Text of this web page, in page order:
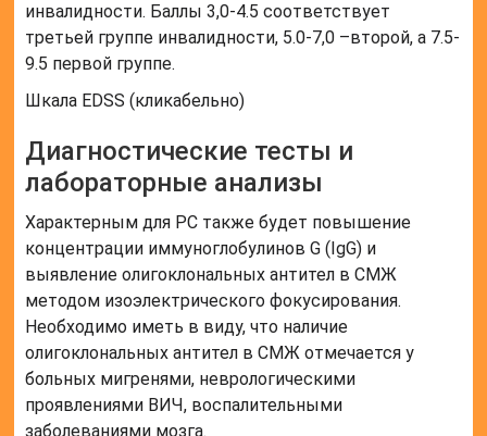
инвалидности. Баллы 3,0-4.5 соответствует
третьей группе инвалидности, 5.0-7,0 –второй, а 7.5-
9.5 первой группе.
Шкала EDSS (кликабельно)
Диагностические тесты и
лабораторные анализы
Характерным для РС также будет повышение
концентрации иммуноглобулинов G (IgG) и
выявление олигоклональных антител в СМЖ
методом изоэлектрического фокусирования.
Необходимо иметь в виду, что наличие
олигоклональных антител в СМЖ отмечается у
больных мигренями, неврологическими
проявлениями ВИЧ, воспалительными
заболеваниями мозга.